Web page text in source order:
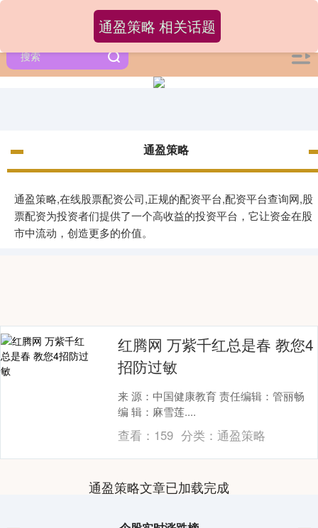
通盈策略
通盈策略,在线股票配资公司,正规的配资平台,配资平台查询网,股
票配资为投资者们提供了一个高收益的投资平台，它让资金在股
市中流动，创造更多的价值。
通盈策略 相关话题
红腾网 万紫千红总是春 教您4
招防过敏
来 源：中国健康教育 责任编辑：管丽畅
编 辑：麻雪莲....
查看： 159 分类： 通盈策略
通盈策略文章已加载完成